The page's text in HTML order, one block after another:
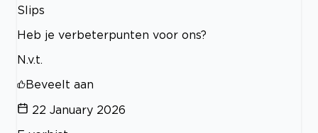
Slips
Heb je verbeterpunten voor ons?
N.v.t.
Beveelt aan
22 January 2026